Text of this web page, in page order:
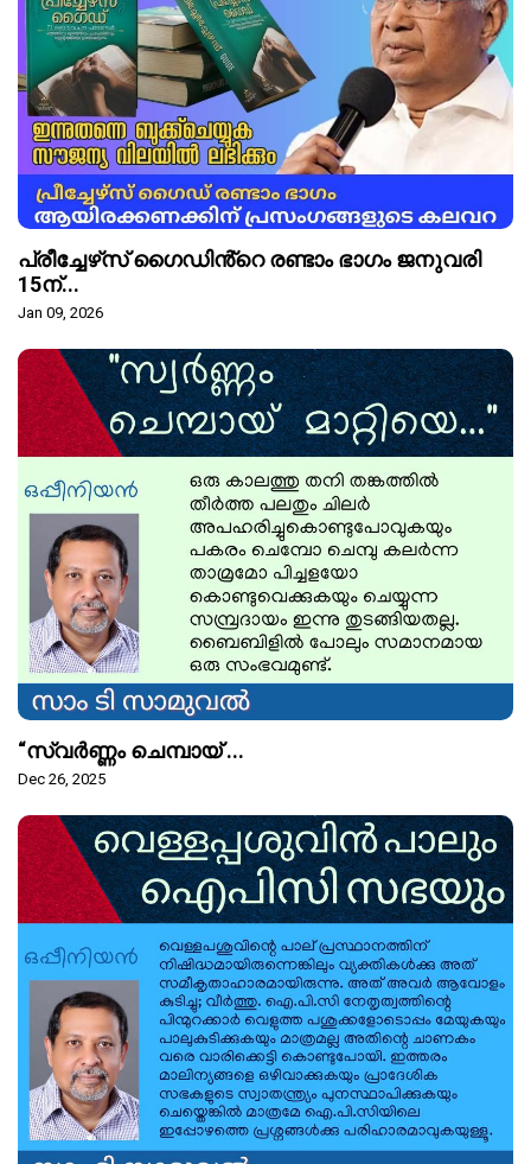
പ്രീച്ചേഴ്‌സ് ഗൈഡിൻ്റെ രണ്ടാം ഭാഗം ജനുവരി
15ന്...
Jan 09, 2026
“സ്വർണ്ണം ചെമ്പായ് ...
Dec 26, 2025